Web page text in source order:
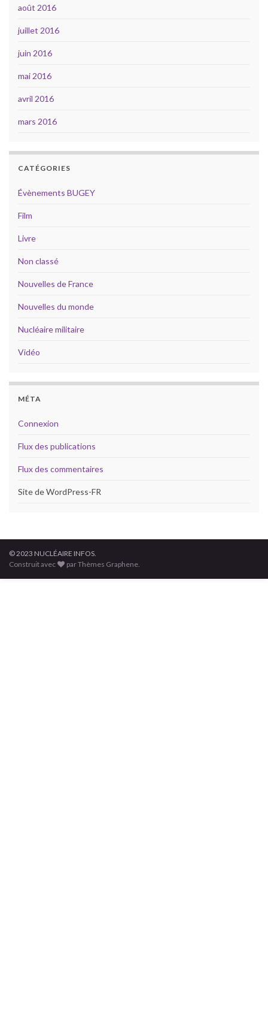
août 2016
juillet 2016
juin 2016
mai 2016
avril 2016
mars 2016
CATÉGORIES
Évènements BUGEY
Film
Livre
Non classé
Nouvelles de France
Nouvelles du monde
Nucléaire militaire
Vidéo
MÉTA
Connexion
Flux des publications
Flux des commentaires
Site de WordPress-FR
© 2023 NUCLÉAIRE INFOS.
Construit avec
par Thèmes Graphene.